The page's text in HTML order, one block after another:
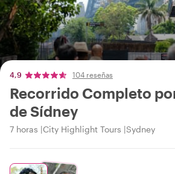
4,9 104 reseñas
Recorrido Completo
de Sídney
7 horas City Highlight Tours Sydney